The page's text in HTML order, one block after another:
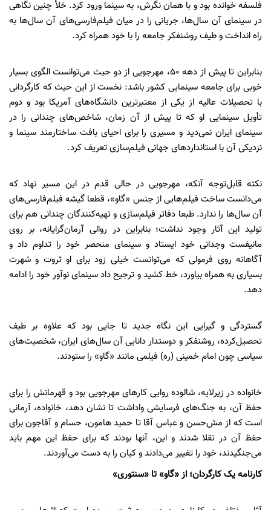
فلسفه خوانده بود و با همان نگرش، به سینما ورود کرد. خلأ چنین نگاهی
در سینمای آن سال‌ها، جریانی را در میان فیلم‌فارسی‌های آن سال‌ها به
راه انداخت و طیف روشنفکر جامعه را با خود همراه کرد.
بنابراین تا پیش از دهه ۵۰، مهرجویی از دو حیث می‌توانست الگوی بسیار
خوبی برای جامعه سینمایی کشور باشد: نخست از این حیث که کارگردانی
با تحصیلات عالیه از یکی از معتبرترین دانشگاه‌های آمریکا بود و دوم
تأویل سینمایی او که تا پیش از آن زمان، شاخص‌های چندانی را در
سینمای ایران نمی‌دید و مسیری را برای احیای بافت ساختارمند سینما و
نزدیکی آن با استانداردهای جهانی فیلم‌سازی تعریف کرد.
نکته قابل‌توجه آنکه، مهرجویی در حالی قدم در این مسیر نهاد که
می‌دانست ساخت فیلم‌هایی از جنس «گاو»، قطعا گیشه فیلم‌فارسی‌های
آن سال‌ها را ندارد. طبعا دفاتر فیلم‌سازی و تهیه‌کنندگان چندانی هم برای
تولید این آثار وجود نداشت؛ بنابراین در روالی آرمان‌گرایانه، بر روی
مانیفست وجدانی خود ایستاد و سینمای منحصر خود را تداوم داد و
آگاهانه روی فرمولی که می‌توانست خیلی زود برای او ثروت و شهرت
بسیاری به همراه بیاورد، خط کشید و ترجیح داد سینمای نوآور خود را ادامه
دهد.
گستردگی و گیرایی این نگاه جدید تا جایی بود که علاوه بر طیف
تحصیل‌کرده، روشنفکر و دوستدار دانایی آن سال‌های ایران، شخصیت‌های
سیاسی چون امام خمینی (ره) فیلمی مانند «گاو» را ستودند.
خانواده در زیرلایه، شالوده روایی کارهای مهرجویی بود و قهرمانش را برای
حفظ آن، به جنگ‌های فرسایشی واداشت تا نشان دهد، خانواده، آرمانی
است که از مش‌حسن و عباس آقا تا حمید هامون، حسام و آقاجون برای
حفظ آن در تقلا شدند و این، آنها بودند که برای حفظ این مهم باید
می‌جنگیدند، خود را تغییر می‌دادند و کیان را به دست می‌آوردند.
کارنامه یک کارگردان؛ از «گاو» تا «سنتوری»